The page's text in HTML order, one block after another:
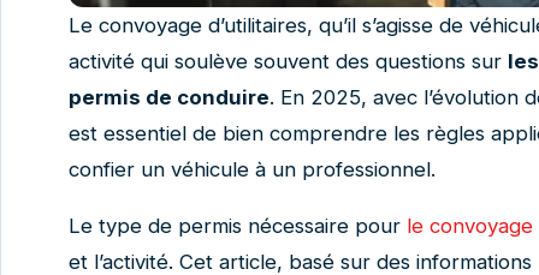
Le convoyage d’utilitaires, qu’il s’agisse de
activité qui soulève souvent des questions sur
permis de conduire. En 2025, avec l’évolution
est essentiel de bien comprendre les règles
confier un véhicule à un professionnel.
Le type de permis nécessaire pour le convoyage
et l’activité. Cet article, basé sur des